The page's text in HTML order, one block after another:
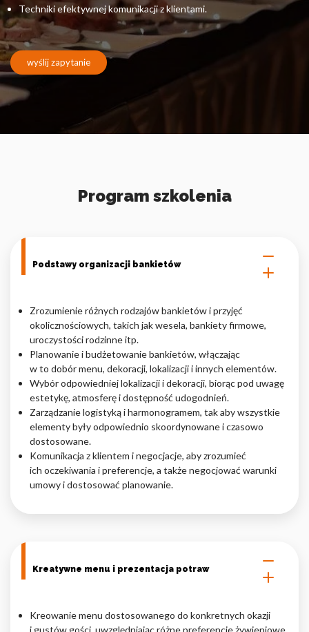
Techniki efektywnej komunikacji z klientami.
wyślij zapytanie
Program szkolenia
Podstawy organizacji bankietów
Zrozumienie różnych rodzajów bankietów i przyjęć
okolicznościowych, takich jak wesela, bankiety firmowe,
uroczystości rodzinne itp.
Planowanie i budżetowanie bankietów, włączając
w to dobór menu, dekoracji, lokalizacji i innych elementów.
Wybór odpowiedniej lokalizacji i dekoracji, biorąc pod uwagę
estetykę, atmosferę i dostępność udogodnień.
Zarządzanie logistyką i harmonogramem, tak aby wszystkie
elementy były odpowiednio skoordynowane i czasowo
dostosowane.
Komunikacja z klientem i negocjacje, aby zrozumieć
ich oczekiwania i preferencje, a także negocjować warunki
umowy i dostosować planowanie.
Kreatywne menu i prezentacja potraw
Kreowanie menu dostosowanego do konkretnych okazji
i gustów gości, uwzględniając różne preferencje żywieniowe
zapamiętanie informacji, które zmieniają wygląd lub
funkcjonowanie strony, np. preferowany język lub region, w
którym znajduje się użytkownik.
Statystyczne pliki cookie pomagają właścicielem stron
internetowych zrozumieć, w jaki sposób różni użytkownicy
zachowują się na stronie, gromadząc i zgłaszając anonimowe
Marketing
wyświetlanie reklam, które są istotne i interesujące dla
poszczególnych użytkowników i tym samym bardziej cenne dla
wydawców i reklamodawców strony trzeciej.
Nieklasyfikowane
Nieklasyfikowane pliki cookie, to pliki, które są w procesie
klasyfikowania, wraz z dostawcami poszczególnych ciasteczek.
Odrzuć
Zapisz moje preferencje